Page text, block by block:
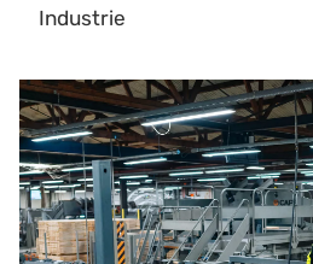
Industrie